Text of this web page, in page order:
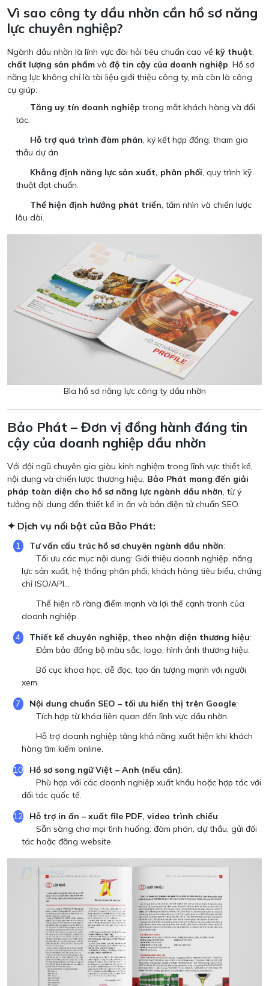
Vì sao công ty dầu nhờn cần hồ sơ năng
lực chuyên nghiệp?
Ngành dầu nhờn là lĩnh vực đòi hỏi tiêu chuẩn cao về kỹ thuật,
chất lượng sản phẩm và độ tin cậy của doanh nghiệp. Hồ sơ
năng lực không chỉ là tài liệu giới thiệu công ty, mà còn là công
cụ giúp:
Tăng uy tín doanh nghiệp trong mắt khách hàng và đối
tác.
Hỗ trợ quá trình đàm phán, ký kết hợp đồng, tham gia
thầu dự án.
Khẳng định năng lực sản xuất, phân phối, quy trình kỹ
thuật đạt chuẩn.
Thể hiện định hướng phát triển, tầm nhìn và chiến lược
lâu dài.
Bìa hồ sơ năng lực công ty dầu nhờn
Bảo Phát – Đơn vị đồng hành đáng tin
cậy của doanh nghiệp dầu nhờn
Với đội ngũ chuyên gia giàu kinh nghiệm trong lĩnh vực thiết kế,
nội dung và chiến lược thương hiệu, Bảo Phát mang đến giải
pháp toàn diện cho hồ sơ năng lực ngành dầu nhờn, từ ý
tưởng nội dung đến thiết kế in ấn và bản điện tử chuẩn SEO.
✦ Dịch vụ nổi bật của Bảo Phát:
Tư vấn cấu trúc hồ sơ chuyên ngành dầu nhờn:
Tối ưu các mục nội dung: Giới thiệu doanh nghiệp, năng
lực sản xuất, hệ thống phân phối, khách hàng tiêu biểu, chứng
chỉ ISO/API...
Thể hiện rõ ràng điểm mạnh và lợi thế cạnh tranh của
doanh nghiệp.
Thiết kế chuyên nghiệp, theo nhận diện thương hiệu:
Đảm bảo đồng bộ màu sắc, logo, hình ảnh thương hiệu.
Bố cục khoa học, dễ đọc, tạo ấn tượng mạnh với người
xem.
Nội dung chuẩn SEO – tối ưu hiển thị trên Google:
Tích hợp từ khóa liên quan đến lĩnh vực dầu nhờn.
Hỗ trợ doanh nghiệp tăng khả năng xuất hiện khi khách
hàng tìm kiếm online.
Hồ sơ song ngữ Việt – Anh (nếu cần):
Phù hợp với các doanh nghiệp xuất khẩu hoặc hợp tác với
đối tác quốc tế.
Hỗ trợ in ấn – xuất file PDF, video trình chiếu:
Sẵn sàng cho mọi tình huống: đàm phán, dự thầu, gửi đối
tác hoặc đăng website.